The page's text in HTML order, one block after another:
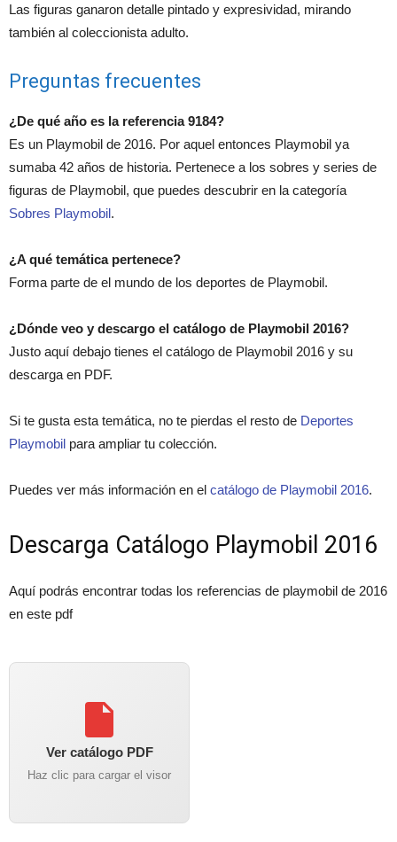
Las figuras ganaron detalle pintado y expresividad, mirando
también al coleccionista adulto.
Preguntas frecuentes
¿De qué año es la referencia 9184?
Es un Playmobil de 2016. Por aquel entonces Playmobil ya
sumaba 42 años de historia. Pertenece a los sobres y series de
figuras de Playmobil, que puedes descubrir en la categoría
Sobres Playmobil.
¿A qué temática pertenece?
Forma parte de el mundo de los deportes de Playmobil.
¿Dónde veo y descargo el catálogo de Playmobil 2016?
Justo aquí debajo tienes el catálogo de Playmobil 2016 y su
descarga en PDF.
Si te gusta esta temática, no te pierdas el resto de Deportes
Playmobil para ampliar tu colección.
Puedes ver más información en el catálogo de Playmobil 2016.
Descarga Catálogo Playmobil 2016
Aquí podrás encontrar todas los referencias de playmobil de 2016
en este pdf
Ver catálogo PDF
Haz clic para cargar el visor